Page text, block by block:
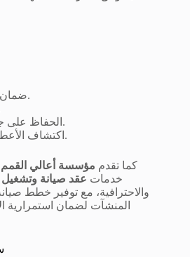
ضمان الالتزام بالاشتراطات.
الحفاظ على جاهزية أنظمة السلامة.
اكتشاف الأعطال مبكرًا قبل تفاقمها.
كما تقدم مؤسسة أعالي القمم
خدمات عقد صيانة وتشغيل
والاحترافية، مع توفير خطط
المنشآت لضمان استمرارية